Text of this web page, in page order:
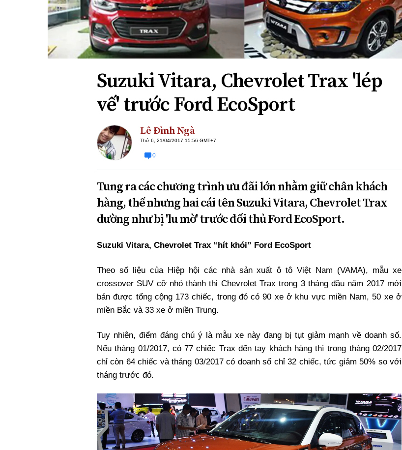
Xi nhan Trái Phải
Bạn đọc viết
Suzuki Vitara, Chevrolet Trax 'lép
vế' trước Ford EcoSport
Lê Đình Ngà
Thứ 6, 21/04/2017 15:56 GMT+7
0
Tung ra các chương trình ưu đãi lớn nhằm giữ chân khách
hàng, thế nhưng hai cái tên Suzuki Vitara, Chevrolet Trax
dường như bị 'lu mờ' trước đối thủ Ford EcoSport.
Suzuki Vitara, Chevrolet Trax “hít khói” Ford EcoSport
Theo số liệu của Hiệp hội các nhà sản xuất ô tô Việt Nam (VAMA), mẫu xe
crossover SUV cỡ nhỏ thành thị Chevrolet Trax trong 3 tháng đầu năm 2017 mới
bán được tổng cộng 173 chiếc, trong đó có 90 xe ở khu vực miền Nam, 50 xe ở
miền Bắc và 33 xe ở miền Trung.
Tuy nhiên, điểm đáng chú ý là mẫu xe này đang bị tụt giảm mạnh về doanh số.
Nếu tháng 01/2017, có 77 chiếc Trax đến tay khách hàng thì trong tháng 02/2017
chỉ còn 64 chiếc và tháng 03/2017 có doanh số chỉ 32 chiếc, tức giảm 50% so với
tháng trước đó.